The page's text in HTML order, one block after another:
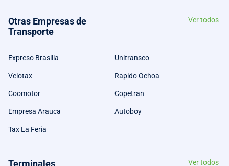
Otras Empresas de
Transporte
Ver todos
Expreso Brasilia Unitransco
Velotax Rapido Ochoa
Coomotor Copetran
Empresa Arauca Autoboy
Tax La Feria
Terminales
Ver todos